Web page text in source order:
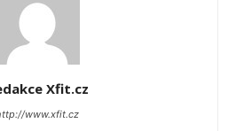
Xfit.cz
www.xfit.cz